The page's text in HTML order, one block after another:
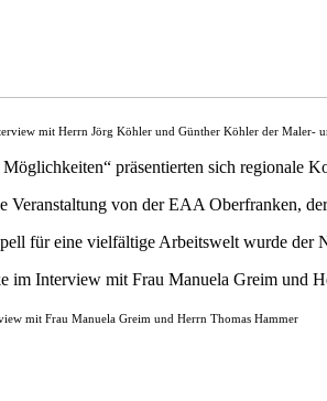
mit Herrn Jörg Köhler und Günther Köhler der Maler-
präsentierten sich regionale
Veranstaltung von der EAA Oberfranken,
für eine vielfältige Arbeitswelt wurde der
mit Frau Manuela Greim und Herrn Thomas Hammer